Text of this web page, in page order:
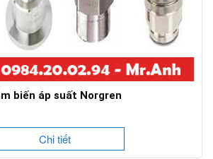
biến áp suất Norgren
Chi tiết